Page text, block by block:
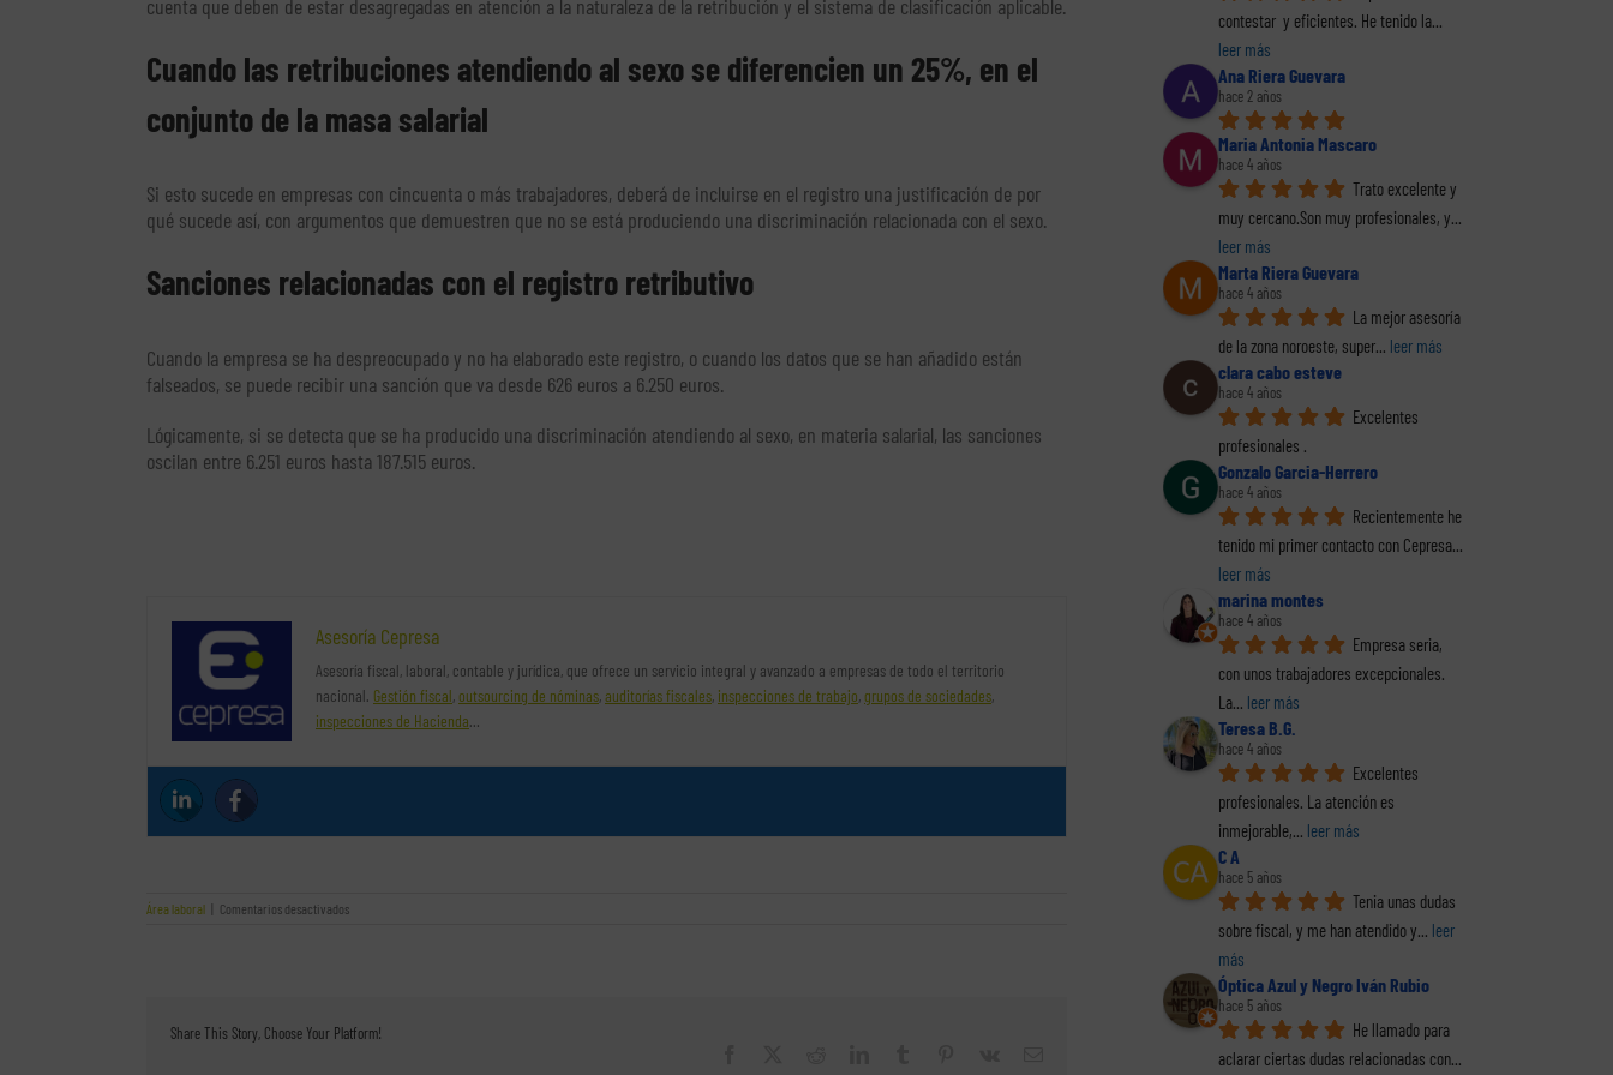
cuenta que deben de estar desagregadas en atención a la naturaleza de la retribución y el sistema de clasificación aplicable.
Cuando las retribuciones atendiendo al sexo se diferencien un 25%, en el
conjunto de la masa salarial
Si esto sucede en empresas con cincuenta o más trabajadores, deberá de incluirse en el registro una justificación de por
qué sucede así, con argumentos que demuestren que no se está produciendo una discriminación relacionada con el sexo.
Sanciones relacionadas con el registro retributivo
Cuando la empresa se ha despreocupado y no ha elaborado este registro, o cuando los datos que se han añadido están
falseados, se puede recibir una sanción que va desde 626 euros a 6.250 euros.
Lógicamente, si se detecta que se ha producido una discriminación atendiendo al sexo, en materia salarial, las sanciones
oscilan entre 6.251 euros hasta 187.515 euros.
Asesoría Cepresa
Asesoría fiscal, laboral, contable y jurídica, que ofrece un servicio integral y avanzado a empresas de todo el territorio
nacional. Gestión fiscal, outsourcing de nóminas,auditorías fiscales, inspecciones de trabajo, grupos de sociedades,
inspecciones de Hacienda…
Área laboral | Comentarios desactivadosen
aparecer
Share This Story, Choose Your Platform!
contestar  y eficientes. He tenido la
leer más
Ana Riera Guevara
hace 2 años
Maria Antonia Mascaro
hace 4 años
Trato excelente y
muy cercano.Son muy profesionales, y
leer más
Marta Riera Guevara
hace 4 años
La mejor asesoría
de la zona noroeste, super... leer más
clara cabo esteve
hace 4 años
Excelentes
profesionales .
Gonzalo Garcia-Herrero
hace 4 años
Recientemente he
tenido mi primer contacto con Cepresa
leer más
marina montes
hace 4 años
Empresa seria,
con unos trabajadores excepcionales.
La... leer más
Teresa B.G.
hace 4 años
Excelentes
profesionales. La atención es
inmejorable,... leer más
C A
hace 5 años
Tenia unas dudas
sobre fiscal, y me han atendido y... leer
más
Óptica Azul y Negro Iván Rubio
hace 5 años
He llamado para
aclarar ciertas dudas relacionadas con